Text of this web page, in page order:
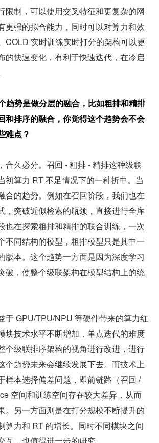
限制，可以使用交叉特征和更复杂的网
更强的拟合能力，同时可以对算力和效
COLD 实时训练实时打分的架构可以更
的快速变化，有利于快速迭代，在冷启
趋势是做分层的融合，比如粗排和精排
和排序的融合，你觉得这个趋势会不会
难点？
合久必分。召回 - 粗排 - 精排这种级联
初算力 RT 不足情况下的一种折中。当
合的趋势。例如在召回阶段，我们也在
，突破近似检索的瓶颈，直接进行全库
也在探索粗排和精排的联合训练，一次
不同结构的模型，粗排模型只是其中一
版本。这个趋势一方面是因为深度学习
破，使整个级联架构在模型结构上的统
于 GPU/TPU/NPU 等硬件带来的算力红
块技术水平不断增加，单点迭代的难度
个级联排序架构的视角进行改进，进行
个趋势未来会继续发展下去。而技术上
样本选择偏差问题，即前链路（召回 /
空间和训练空间存在较大差异，从而
。另一方面则是在打分规模不断提升的
算力和 RT 的增长。同时不同模块之间
互，也值得进一步的研究。